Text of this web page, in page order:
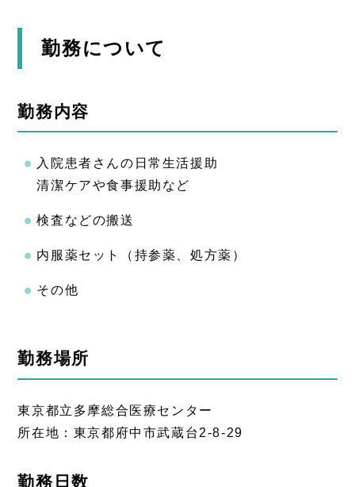
勤務について
勤務内容
入院患者さんの日常生活援助
清潔ケアや食事援助など
検査などの搬送
内服薬セット（持参薬、処方薬）
その他
勤務場所
東京都立多摩総合医療センター
所在地：東京都府中市武蔵台2-8-29
勤務日数